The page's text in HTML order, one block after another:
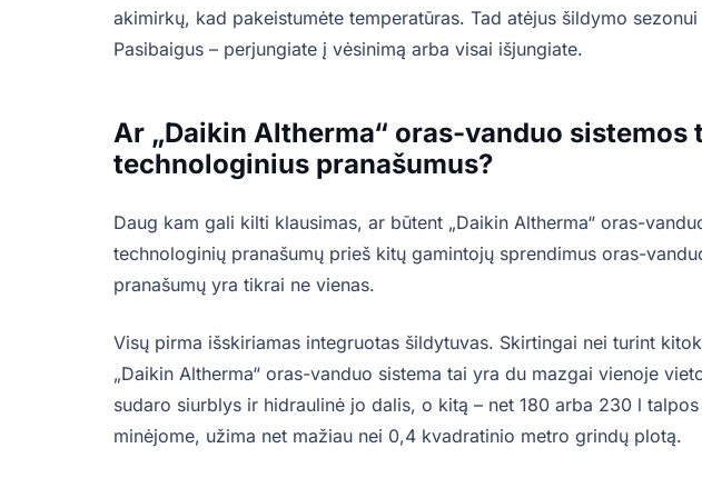
akimirkų, kad pakeistumėte temperatūras. Tad atėjus šildymo
Pasibaigus – perjungiate į vėsinimą arba visai išjungiate.
Ar „Daikin Altherma“ oras-vanduo sistemos
technologinius pranašumus?
Daug kam gali kilti klausimas, ar būtent „Daikin Altherma“ oras-
technologinių pranašumų prieš kitų gamintojų sprendimus oras-
pranašumų yra tikrai ne vienas.
Visų pirma išskiriamas integruotas šildytuvas. Skirtingai nei turint
„Daikin Altherma“ oras-vanduo sistema tai yra du mazgai vienoje
sudaro siurblys ir hidraulinė jo dalis, o kitą – net 180 arba 230 l talpos
minėjome, užima net mažiau nei 0,4 kvadratinio metro grindų plotą.